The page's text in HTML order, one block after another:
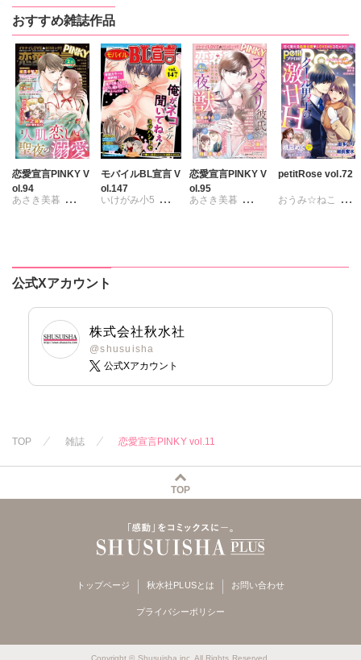
まろん 一之瀬絢
彩戸サイコ
紫賀サヲリ
小鳥晶
松本ゆうか
水瀬友美
相田早智子
知葉サナガ
望月蜜桃
妹尾美穂
蜜蜂アヤ
五珠
まろん
小鳥晶
松本ゆうか
水瀬友美
相田早智子
大橋薫
知葉サナガ
長谷河樹衣
風雅ゆゆ
妹尾美穂
蜜蜂アヤ
紫賀サヲリ
小鳥晶
松本ゆうか
水瀬友美
相田早智子
知葉サナガ
妹尾美穂
蜜蜂アヤ
六原ミッカ
小鳥晶
松本ゆうか
水瀬友美
相田早智子
知葉サナガ
望月蜜桃
妹尾美穂
蜜蜂アヤ 紅ヶ屋
おすすめ雑誌作品
恋愛宣言PINKY V
ol.94
あさき美暮
小鳥晶
松本ゆうか
水瀬友美
相田早智子
望月蜜桃
春時雨よわ
モバイルBL宣言 V
ol.147
いけがみ小5
恋愛宣言PINKY V
ol.95
あさき美暮
小鳥晶
知葉サナガ
春時雨よわ
petitRose vol.72
おうみ☆ねこ
公式Xアカウント
株式会社秋水社
@shusuisha
公式Xアカウント
TOP 雑誌 恋愛宣言PINKY vol.11
TOP
トップページ 秋水社PLUSとは お問い合わせ
プライバシーポリシー
Copyright © Shusuisha inc. All Rights Reserved.